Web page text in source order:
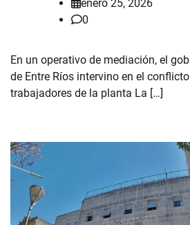
enero 25, 2026
0
En un operativo de mediación, el
de Entre Ríos intervino en el
trabajadores de la planta La […]